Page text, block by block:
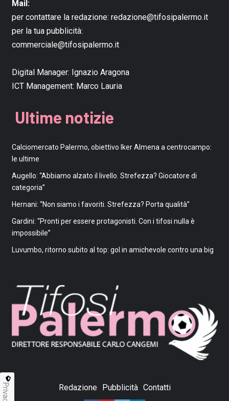
Mail:
per contattare la redazione: redazione@tifosipalermo.it
per la tua pubblicità:
commerciale@tifosipalermo.it
Digital Manager: Ignazio Aragona
ICT Management: Marco Lauria
Ultime notizie
Calciomercato Palermo, obiettivo Iker Almena a centrocampo:
le ultime
Augello: “Abbiamo alzato il livello. Strefezza? Giocatore di
categoria”
Hernani: “Non siamo i favoriti. Strefezza? Porta qualità”
Gardini: “Pronti per essere protagonisti. Con i tifosi nulla è
impossibile”
Luvumbo, ritorno subito al top: gol in amichevole contro una big
Redazione Pubblicità Contatti
Privacy